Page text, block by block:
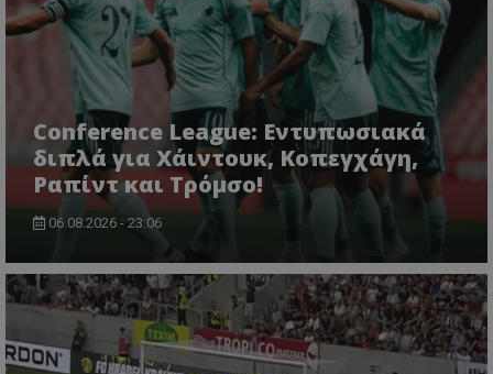
Conference League: Εντυπωσιακά
διπλά για Χάιντουκ, Κοπεγχάγη,
Ραπίντ και Τρόμσο!
06.08.2026 - 23:06